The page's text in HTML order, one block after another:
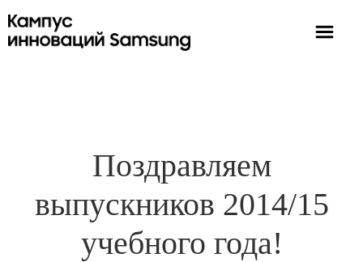
Поздравляем
выпускников 2014/15
учебного года!